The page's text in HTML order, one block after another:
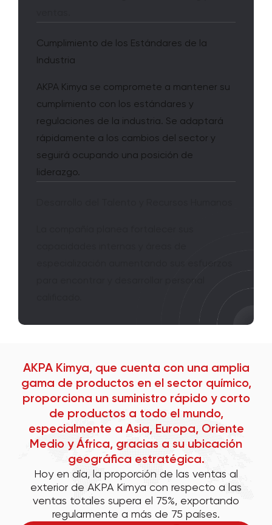
Cumplimiento de los Estándares de la
Industria
AKPA Kimya se compromete a mantener su
cumplimiento con los estándares y
regulaciones de la industria. Se adaptará
rápidamente a los cambios del sector y
seguirá ocupando una posición de
liderazgo.
especialización aumentando sus esfuerzos
para encontrar y desarrollar personal
AKPA Kimya, que cuenta con una amplia
gama de productos en el sector químico,
proporciona un suministro rápido y corto
de productos a todo el mundo,
especialmente a Asia, Europa, Oriente
Medio y África, gracias a su ubicación
geográfica estratégica.
Hoy en día, la proporción de las ventas al
exterior de AKPA Kimya con respecto a las
ventas totales supera el 75%, exportando
regularmente a más de 75 países.